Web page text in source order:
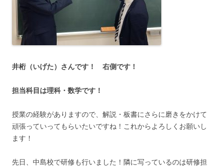
井桁（いげた）さんです！ 右側です！
担当科目は理科・数学です！
授業の経験がありますので、解説・板書にさらに磨きをかけて
頑張っていってもらいたいですね！これからよろしくお願いし
ます！
先日、中島校で研修も行いました！隣に写っているのは研修担